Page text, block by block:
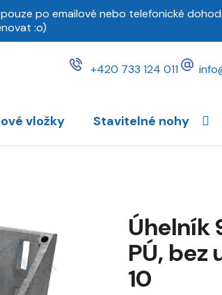
po emailové nebo telefonické
:o)
+420 733 124 011 info
vložky Stavitelné nohy
Úhelník
PÚ, bez
10